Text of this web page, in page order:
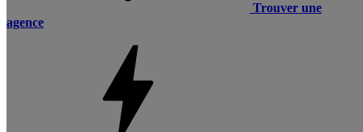
Trouver une
agence